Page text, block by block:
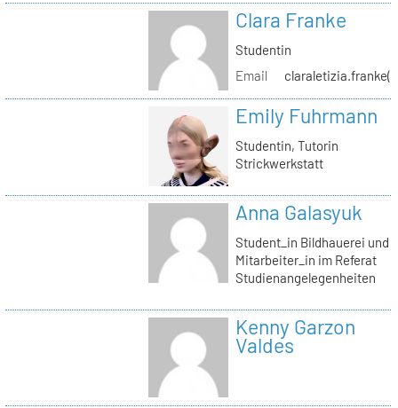
Clara Franke
Studentin
Email
Emily Fuhrmann
Studentin, Tutorin
Strickwerkstatt
Anna Galasyuk
Student_in Bildhauerei und
Mitarbeiter_in im Referat
Studienangelegenheiten
Kenny Garzon
Valdes